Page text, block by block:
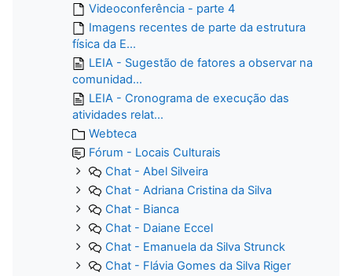
Videoconferência - parte 4
Imagens recentes de parte da estrutura
física da E...
LEIA - Sugestão de fatores a observar na
comunidad...
LEIA - Cronograma de execução das
atividades relat...
Webteca
Fórum - Locais Culturais
Chat - Abel Silveira
Chat - Adriana Cristina da Silva
Chat - Bianca
Chat - Daiane Eccel
Chat - Emanuela da Silva Strunck
Chat - Flávia Gomes da Silva Riger